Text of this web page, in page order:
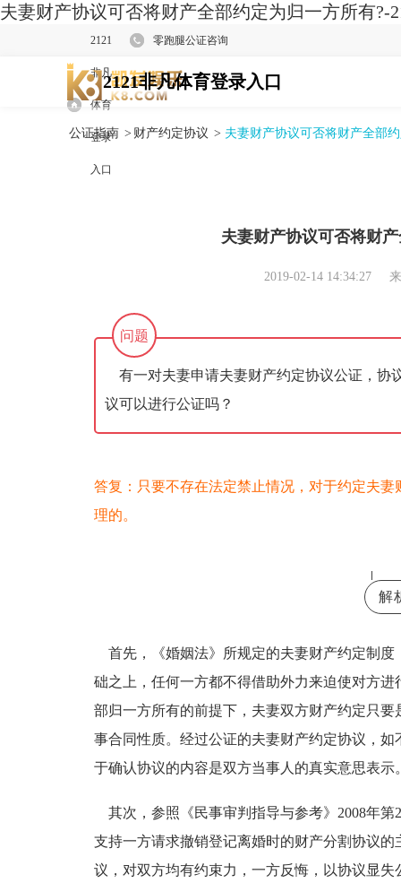
夫妻财产协议可否将财产全部约定为归一方所有?-
2121
非凡
体育
登录
入口
零跑腿公证咨询
2121非凡体育登录入口
公证指南 > 财产约定协议 > 夫妻财产协议可否将财产全部
夫妻财产协议可否将财
2019-02-14 14:34:27
问题
有一对夫妻申请夫妻财产约定协议公证，协
议可以进行公证吗？
答复：只要不存在法定禁止情况，对于约定夫
理的。
解
首先，《婚姻法》所规定的夫妻财产约定制度
础之上，任何一方都不得借助外力来迫使对方
部归一方所有的前提下，夫妻双方财产约定只
事合同性质。经过公证的夫妻财产约定协议，
于确认协议的内容是双方当事人的真实意思表示
其次，参照《民事审判指导与参考》2008年第
支持一方请求撤销登记离婚时的财产分割协议
议，对双方均有约束力，一方反悔，以协议显